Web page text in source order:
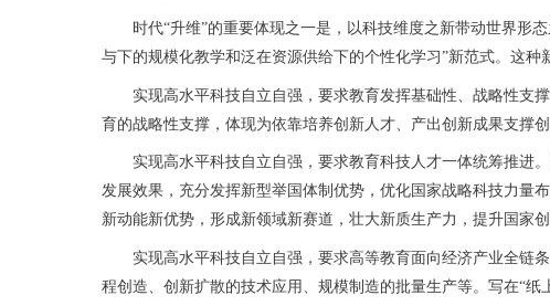
时代“升维”的重要体现之一是，以科技维度之新带动世界形态
与下的规模化教学和泛在资源供给下的个性化学习”新范式。这种
实现高水平科技自立自强，要求教育发挥基础性、战略性支撑
育的战略性支撑，体现为依靠培养创新人才、产出创新成果支撑创
实现高水平科技自立自强，要求教育科技人才一体统筹推进。
发展效果，充分发挥新型举国体制优势，优化国家战略科技力量
新动能新优势，形成新领域新赛道，壮大新质生产力，提升国家
实现高水平科技自立自强，要求高等教育面向经济产业全链条
程创造、创新扩散的技术应用、规模制造的批量生产等。写在“